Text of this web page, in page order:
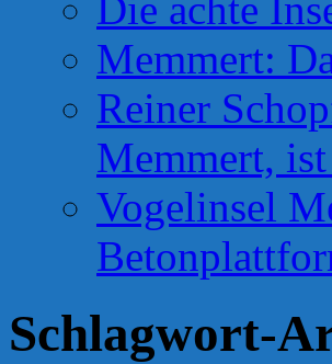
Memmert:
Reiner
Memmert,
Vogelinsel
Schlagwort-